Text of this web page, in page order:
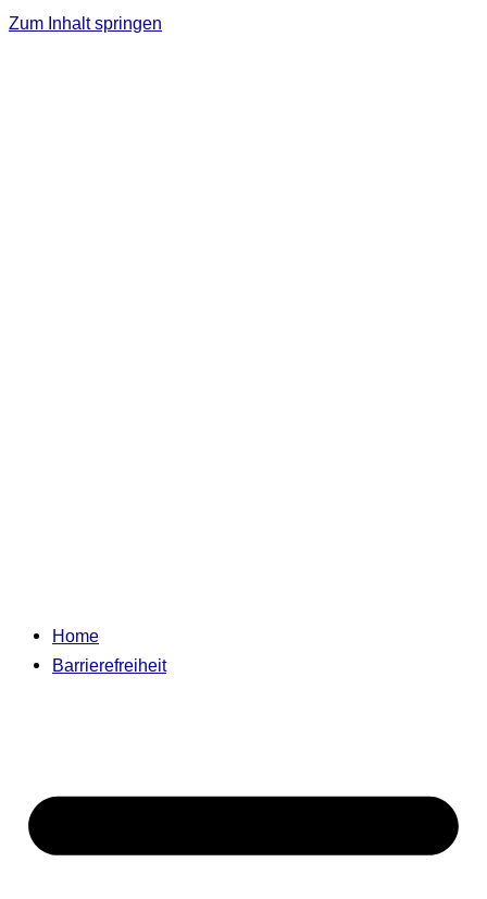
Zum Inhalt springen
Home
Barrierefreiheit